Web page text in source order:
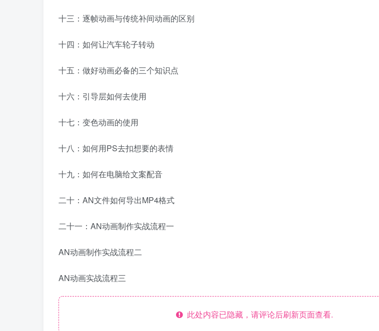
十三：逐帧动画与传统补间动画的区别
十四：如何让汽车轮子转动
十五：做好动画必备的三个知识点
十六：引导层如何去使用
十七：变色动画的使用
十八：如何用PS去扣想要的表情
十九：如何在电脑给文案配音
二十：AN文件如何导出MP4格式
二十一：AN动画制作实战流程一
AN动画制作实战流程二
AN动画实战流程三
此处内容已隐藏，请评论后刷新页面查看.